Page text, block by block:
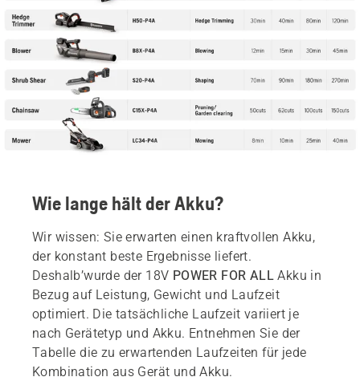
Wie lange hält der Akku?
Wir wissen: Sie erwarten einen kraftvollen Akku,
der konstant beste Ergebnisse liefert.
Deshalb’wurde der 18V POWER FOR ALL Akku in
Bezug auf Leistung, Gewicht und Laufzeit
optimiert. Die tatsächliche Laufzeit variiert je
nach Gerätetyp und Akku. Entnehmen Sie der
Tabelle die zu erwartenden Laufzeiten für jede
Kombination aus Gerät und Akku.